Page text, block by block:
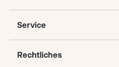
Service
Rechtliches